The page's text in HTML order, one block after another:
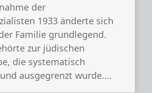
der
1933 änderte sich
Familie grundlegend.
zur jüdischen
die systematisch
ausgegrenzt wurde.…